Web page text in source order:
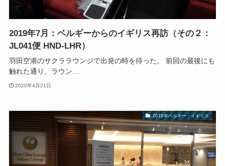
2019年7月：ベルギーからのイギリス再訪（その２：
JL041便 HND-LHR）
羽田空港のサクララウンジで出発の時を待った。 前回の最後にも
触れた通り、ラウン...
2020年4月21日
2019年ベルギー・イギリス